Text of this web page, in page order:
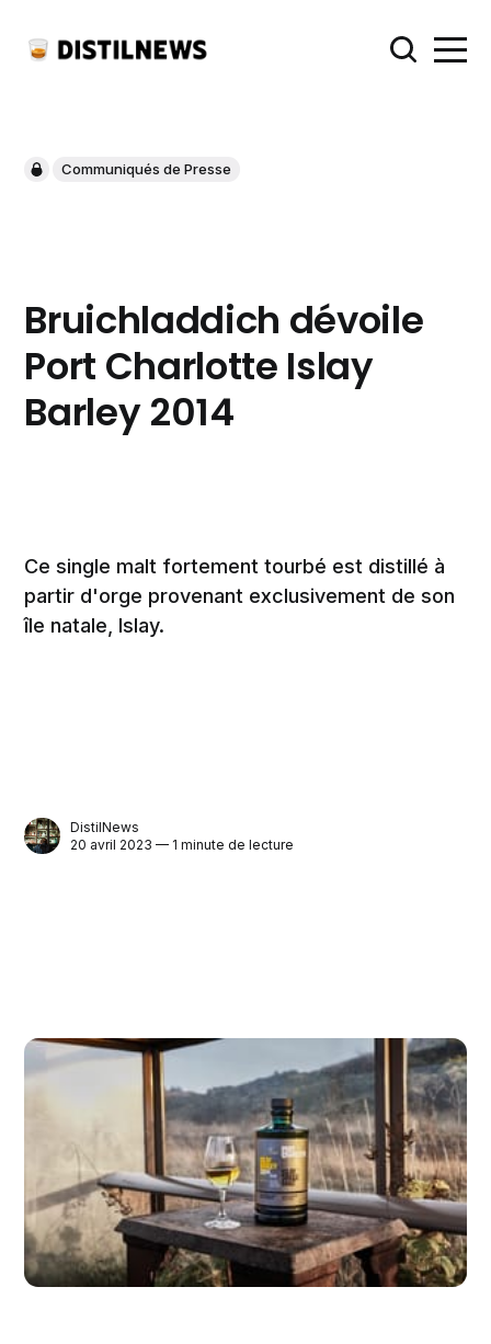
Communiqués de Presse
Bruichladdich dévoile
Port Charlotte Islay
Barley 2014
Ce single malt fortement tourbé est distillé à
partir d'orge provenant exclusivement de son
île natale, Islay.
DistilNews
20 avril 2023 — 1 minute de lecture